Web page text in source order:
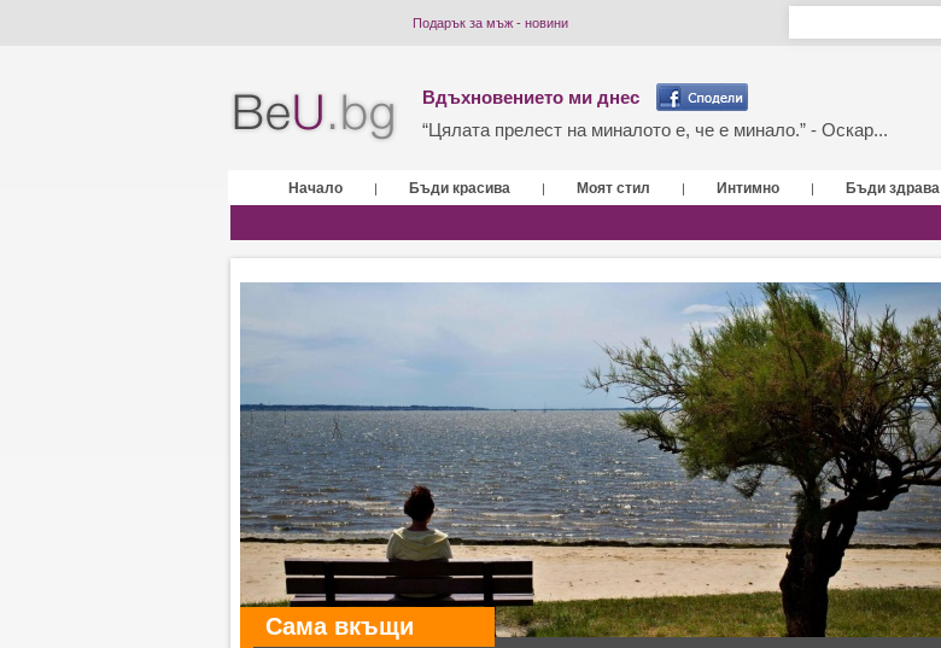
Подарък за мъж - новини
Вдъхновението ми днес
“Цялата прелест на миналото е, че е минало.” - Оскар...
Начало | Бъди красива | Моят стил | Интимно | Бъди здрава
Сама вкъщи